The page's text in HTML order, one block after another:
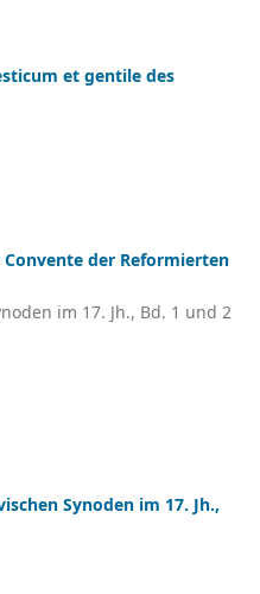
et gentile des
der Reformierten
im 17. Jh., Bd. 1 und 2
Synoden im 17. Jh.,